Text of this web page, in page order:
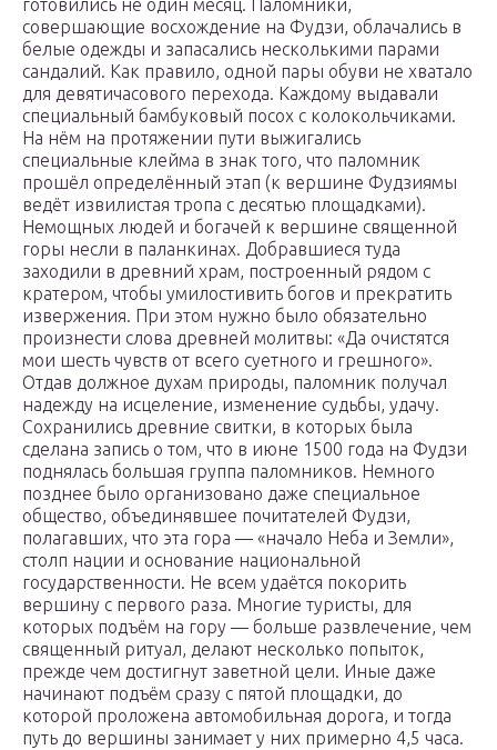
готовились не один месяц. Паломники,
совершающие восхождение на Фудзи, облачались в
белые одежды и запасались несколькими парами
сандалий. Как правило, одной пары обуви не хватало
для девятичасового перехода. Каждому выдавали
специальный бамбуковый посох с колокольчиками.
На нём на протяжении пути выжигались
специальные клейма в знак того, что паломник
прошёл определённый этап (к вершине Фудзиямы
ведёт извилистая тропа с десятью площадками).
Немощных людей и богачей к вершине священной
горы несли в паланкинах. Добравшиеся туда
заходили в древний храм, построенный рядом с
кратером, чтобы умилостивить богов и прекратить
извержения. При этом нужно было обязательно
произнести слова древней молитвы: «Да очистятся
мои шесть чувств от всего суетного и грешного».
Отдав должное духам природы, паломник получал
надежду на исцеление, изменение судьбы, удачу.
Сохранились древние свитки, в которых была
сделана запись о том, что в июне 1500 года на Фудзи
поднялась большая группа паломников. Немного
позднее было организовано даже специальное
общество, объединявшее почитателей Фудзи,
полагавших, что эта гора — «начало Неба и Земли»,
столп нации и основание национальной
государственности. Не всем удаётся покорить
вершину с первого раза. Многие туристы, для
которых подъём на гору — больше развлечение, чем
священный ритуал, делают несколько попыток,
прежде чем достигнут заветной цели. Иные даже
начинают подъём сразу с пятой площадки, до
которой проложена автомобильная дорога, и тогда
путь до вершины занимает у них примерно 4,5 часа.